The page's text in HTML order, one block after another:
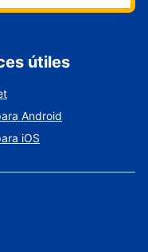
útiles
Android
iOS